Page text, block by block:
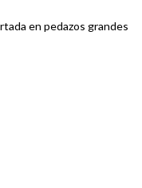
en pedazos grandes